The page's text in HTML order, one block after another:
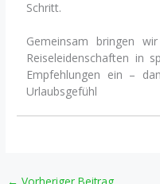
Schritt.
Gemeinsam bringen
Reiseleidenschaften in
Empfehlungen ein –
Urlaubsgefühl